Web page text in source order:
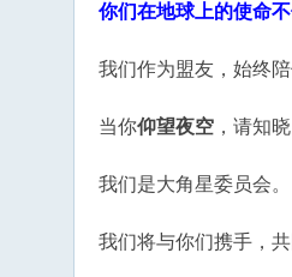
你们在地球上的使命
我们作为盟友，始终
当你仰望夜空 ，请知
我们是大角星委员会。
我们将与你们携手，